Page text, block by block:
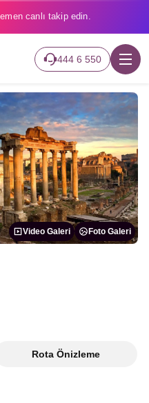
canlı takip edin.
444 6 550
Video Galeri Foto Galeri
Rota Önizleme